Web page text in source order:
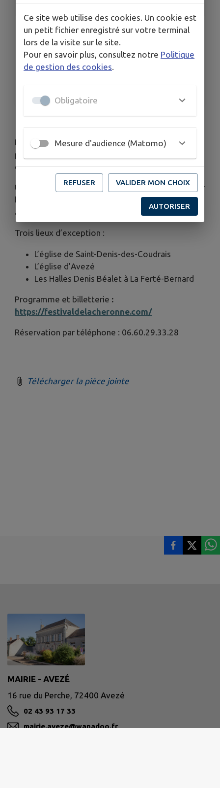
INFORMATIONS PRATIQUES
LIEU
Avezé
DATES
Du mer. 8 juil. au dim. 26 juil.
Du 17 au 26 juillet, le Festival de la Chéronne
proposera onze concerts portés par des artistes
de renommée internationale.
Une programmation d'exception qui fera résonner
la musique dans des lieux patrimoniaux pour offrir
au public des instants uniques.
Trois lieux d’exception :
L’église de Saint-Denis-des-Coudrais
L’église d’Avezé
Les Halles Denis Béalet à La Ferté-Bernard
Programme et billetterie :
https://festivaldelacheronne.com/
Réservation par téléphone : 06.60.29.33.28
Télécharger la pièce jointe
MAIRIE - AVEZÉ
16 rue du Perche, 72400 Avezé
02 43 93 17 33
mairie.aveze@wanadoo.fr
Ce site web utilise des cookies. Un cookie est
un petit fichier enregistré sur votre terminal
lors de la visite sur le site.
Pour en savoir plus, consultez notre Politique
de gestion des cookies
Obligatoire
Mesure d'audience (Matomo)
REFUSER VALIDER MON CHOIX
AUTORISER